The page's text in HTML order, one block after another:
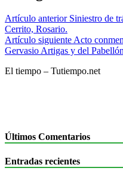
Artículo anterior Siniestro de
Cerrito, Rosario.
Artículo siguienteActo
Gervasio Artigas y del
El tiempo – Tutiempo.net
Últimos Comentarios
Entradas recientes